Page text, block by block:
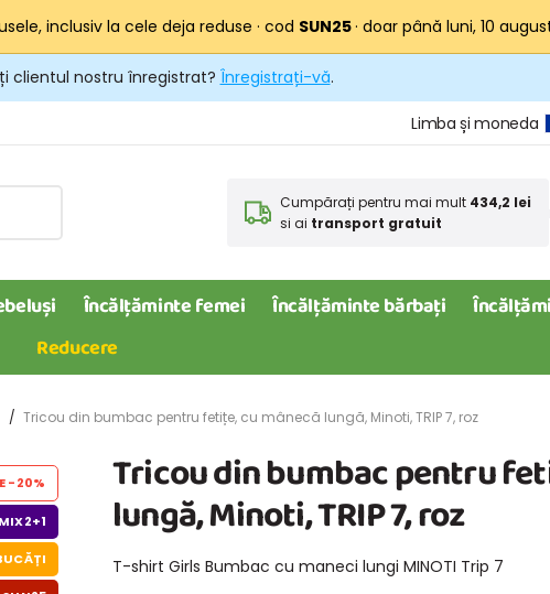
inclusiv la cele deja reduse · cod SUN25· doar până luni, 10
clientul nostru înregistrat? Înregistrați-vă.
Limba și moneda
Cumpărați pentru mai mult 434,2 lei
si ai transport gratuit
Încălțăminte femei Încălțăminte bărbați
Reducere
Tricou din bumbac pentru fetițe, cu mânecă lungă, Minoti, TRIP 7, roz
Tricou din bumbac pentru
lungă, Minoti, TRIP 7, roz
T-shirt Girls Bumbac cu maneci lungi MINOTI Trip 7
-20%
MIX2+1